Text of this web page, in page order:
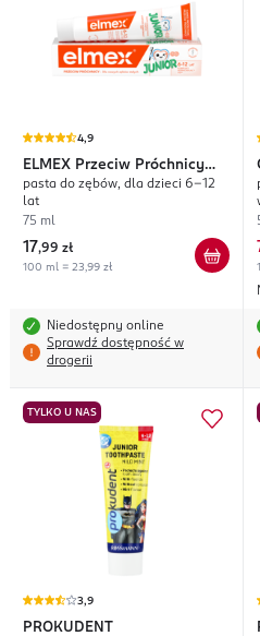
4,9
ELMEX Przeciw Próchnicy
Junior
pasta do zębów, dla dzieci 6-12
lat
75 ml
17,99 zł
100 ml = 23,99 zł
Niedostępny online
Sprawdź dostępność w
drogerii
TYLKO U NAS
3,9
PROKUDENT